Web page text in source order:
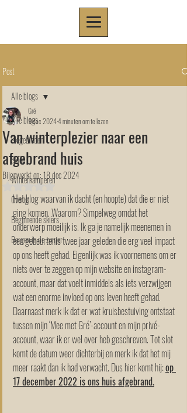
Post
Alle blogs
Skigebieden
Skiën
Winterkamperen
Overig
Beginnende skiërs
Bergen in de zomer
Alle blogs
Van winterplezier naar een
afgebrand huis
Gré
9 dec 20244 minuten om te lezen
Bijgewerkt op:18 dec 2024
Beoordeeld met NaN uit 5 sterren.
Het blog waarvan ik dacht (en hoopte) dat die er niet
ging komen. Waarom? Simpelweg omdat het
onderwerp moeilijk is. Ik ga je namelijk meenemen in
een gebeurtenis twee jaar geleden die erg veel impact
op ons heeft gehad. Eigenlijk was ik voornemens om er
niets over te zeggen op mijn website en instagram-
account, maar dat voelt inmiddels als iets verzwijgen
wat een enorme invloed op ons leven heeft gehad.
Daarnaast merk ik dat er wat kruisbestuiving ontstaat
tussen mijn ‘Mee met Gré’-account en mijn privé-
account, waar ik er wel over heb geschreven. Tot slot
komt de datum weer dichterbij en merk ik dat het mij
meer raakt dan ik had verwacht. Dus hier komt hij: op
17 december 2022 is ons huis afgebrand.